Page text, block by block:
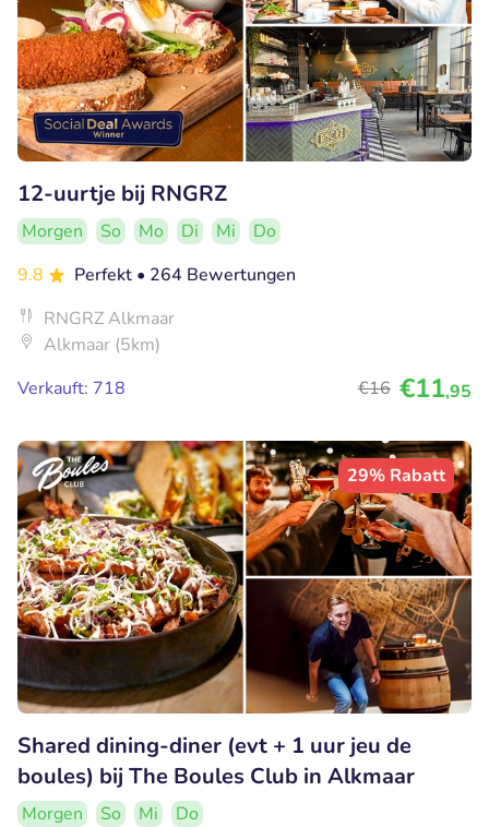
12-uurtje bij RNGRZ
Morgen So Mo Di Mi
Do
9.8
Perfekt • 264 Bewertungen
RNGRZ Alkmaar
Alkmaar (5km)
Verkauft: 718
€16 €11,95
29% Rabatt
Shared dining-diner (evt + 1 uur jeu de
boules) bij The Boules Club in Alkmaar
Morgen So Mi
Do